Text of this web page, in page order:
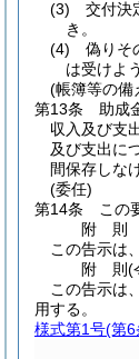
(3)
交付決
き。
(4)
偽りそ
は受けよ
(帳簿等の備
第13条
助成
収入及び支
及び支出に
間保存しな
(委任)
第14条
この
附 則
この告示は
附 則(
この告示は
用する。
様式第1号(第6